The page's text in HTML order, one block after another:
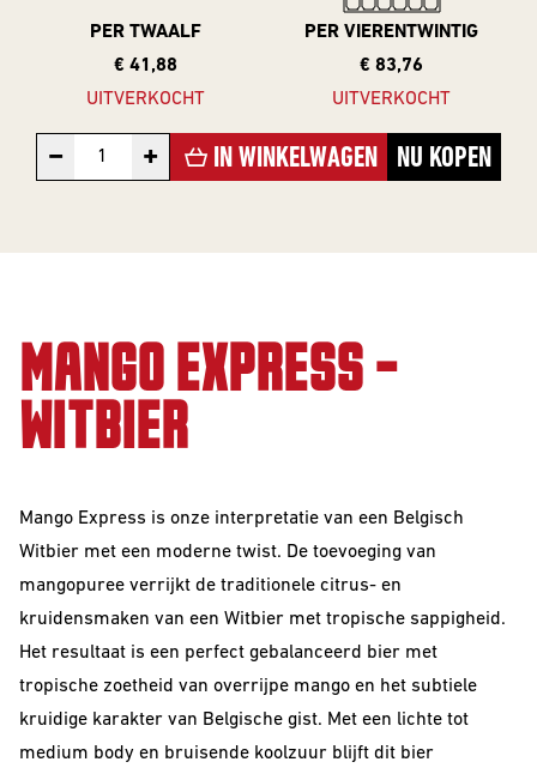
Smooth
Criminals
For The Love Of
Hops
Piece of Cake
Alle Stijlen
Bokbier
Alcohol Vrij /
Donkere Bieren
Barrel Aged
IPA
Sour
The Beer Club
Podcast
BEER CLUB
bijbestellen
BEDRIJVEN
Huurbrouwen
Downloads
PER TWAALF
€ 41,88
UITVERKOCHT
PER VIERENTWINTIG
€ 83,76
UITVERKOCHT
− + IN WINKELWAGEN NU KOPEN
MANGO EXPRESS -
WITBIER
Mango Express is onze interpretatie van een Belgisch
Witbier met een moderne twist. De toevoeging van
mangopuree verrijkt de traditionele citrus- en
kruidensmaken van een Witbier met tropische sappigheid.
Het resultaat is een perfect gebalanceerd bier met
tropische zoetheid van overrijpe mango en het subtiele
kruidige karakter van Belgische gist. Met een lichte tot
medium body en bruisende koolzuur blijft dit bier